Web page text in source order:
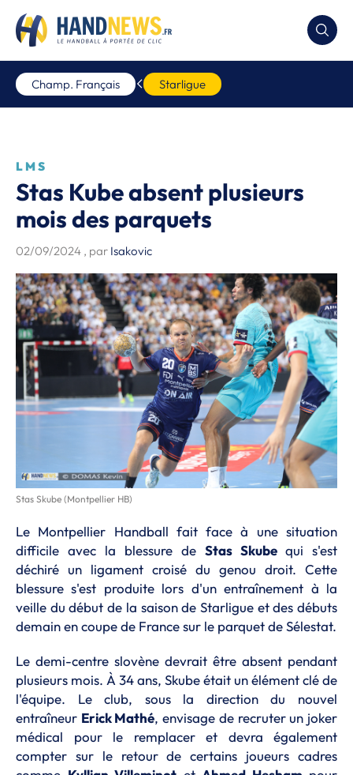
Champ. Français Starligue
LMS
Stas Kube absent plusieurs
mois des parquets
02/09/2024 , par Isakovic
Stas Skube (Montpellier HB)
Le Montpellier Handball fait face à une situation
difficile avec la blessure de Stas Skube qui s'est
déchiré un ligament croisé du genou droit. Cette
blessure s'est produite lors d'un entraînement à la
veille du début de la saison de Starligue et des débuts
demain en coupe de France sur le parquet de Sélestat.
Le demi-centre slovène devrait être absent pendant
plusieurs mois. À 34 ans, Skube était un élément clé de
l'équipe. Le club, sous la direction du nouvel
entraîneur Erick Mathé, envisage de recruter un joker
médical pour le remplacer et devra également
compter sur le retour de certains joueurs cadres